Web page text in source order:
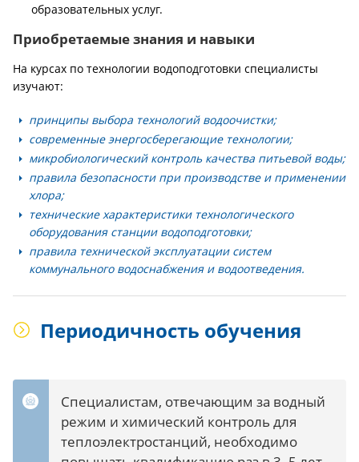
образовательных услуг.
Приобретаемые знания и навыки
На курсах по технологии водоподготовки специалисты
изучают:
принципы выбора технологий водоочистки;
современные энергосберегающие технологии;
микробиологический контроль качества питьевой воды;
правила безопасности при производстве и применении
хлора;
технические характеристики технологического
оборудования станции водоподготовки;
правила технической эксплуатации систем
коммунального водоснабжения и водоотведения.
Периодичность обучения
Специалистам, отвечающим за водный
режим и химический контроль для
теплоэлектростанций, необходимо